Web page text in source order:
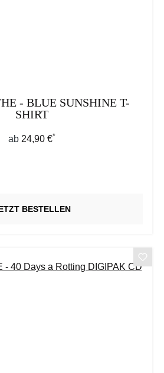
- BLUE SUNSHINE T-
SHIRT
Regulärer Preis:
ab 24,90 €*
BESTELLEN